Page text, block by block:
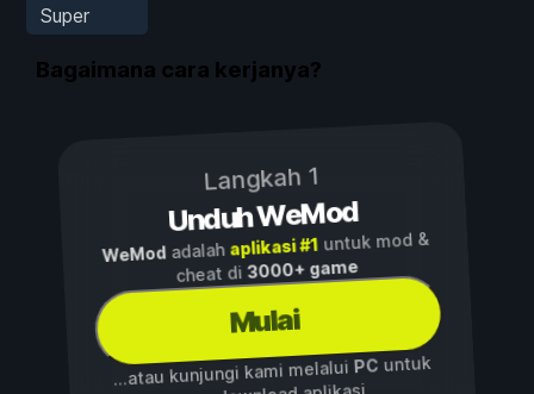
Super
Bagaimana cara kerjanya?
Langkah 1
Unduh WeMod
WeModadalah aplikasi #1untuk mod &
cheat di3000+ game
Mulai
...atau kunjungi kami melalui PCuntuk